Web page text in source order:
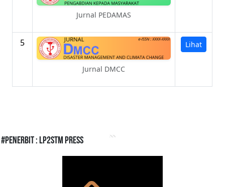
Jurnal PEDAMAS
5
Jurnal DMCC
Lihat
#Penerbit : LP2STM Press